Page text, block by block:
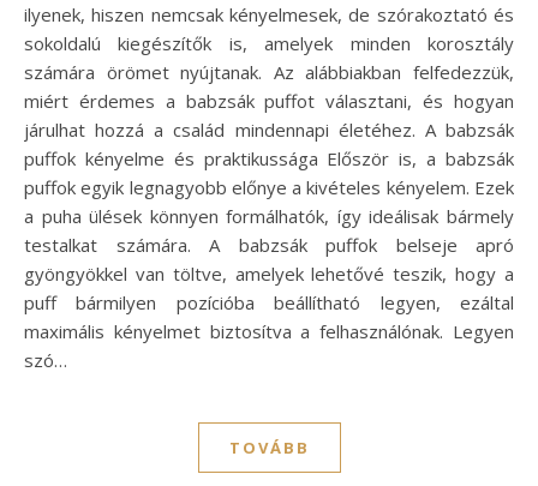
ilyenek, hiszen nemcsak kényelmesek, de szórakoztató és
sokoldalú kiegészítők is, amelyek minden korosztály
számára örömet nyújtanak. Az alábbiakban felfedezzük,
miért érdemes a babzsák puffot választani, és hogyan
járulhat hozzá a család mindennapi életéhez. A babzsák
puffok kényelme és praktikussága Először is, a babzsák
puffok egyik legnagyobb előnye a kivételes kényelem. Ezek
a puha ülések könnyen formálhatók, így ideálisak bármely
testalkat számára. A babzsák puffok belseje apró
gyöngyökkel van töltve, amelyek lehetővé teszik, hogy a
puff bármilyen pozícióba beállítható legyen, ezáltal
maximális kényelmet biztosítva a felhasználónak. Legyen
szó…
TOVÁBB